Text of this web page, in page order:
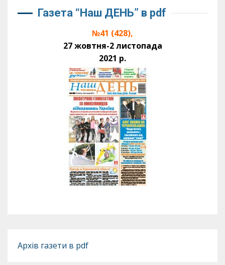
Газета “Наш ДЕНЬ” в pdf
№41 (428),
27 жовтня-2 листопада
2021 р.
Архів газети в pdf